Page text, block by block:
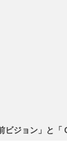
ビジョン」と「